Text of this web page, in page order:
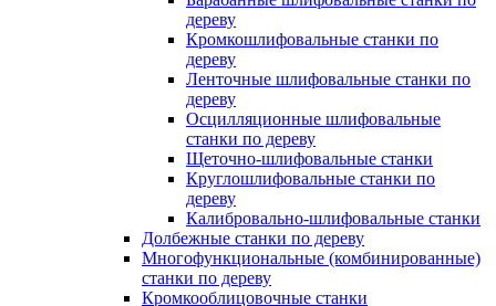
дереву
Кромкошлифовальные станки по
дереву
Ленточные шлифовальные станки по
дереву
Осцилляционные шлифовальные
станки по дереву
Щеточно-шлифовальные станки
Круглошлифовальные станки по
дереву
Калибровально-шлифовальные станки
Долбежные станки по дереву
Многофункциональные (комбинированные)
станки по дереву
Кромкооблицовочные станки